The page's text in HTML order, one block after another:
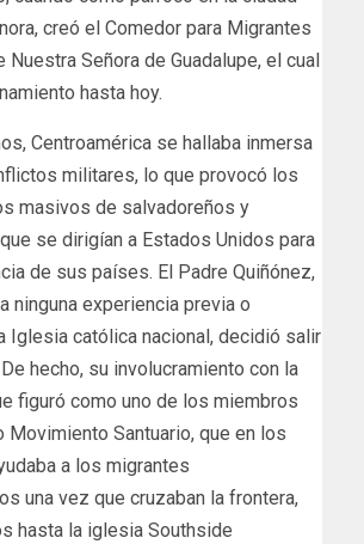
creó el Comedor para Migrantes
Nuestra Señora de Guadalupe, el cual
hasta hoy.
Centroamérica se hallaba inmersa
militares, lo que provocó los
masivos de salvadoreños y
se dirigían a Estados Unidos para
de sus países. El Padre Quiñónez,
ninguna experiencia previa o
Iglesia católica nacional, decidió salir
hecho, su involucramiento con la
figuró como uno de los miembros
Movimiento Santuario, que en los
a los migrantes
una vez que cruzaban la frontera,
hasta la iglesia Southside